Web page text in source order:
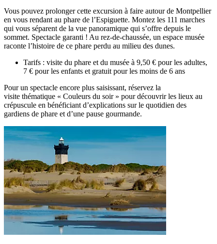
Vous pouvez prolonger cette excursion à faire autour de Montpellier
en vous rendant au phare de l’Espiguette. Montez les 111 marches
qui vous séparent de la vue panoramique qui s’offre depuis le
sommet. Spectacle garanti ! Au rez-de-chaussée, un espace musée
raconte l’histoire de ce phare perdu au milieu des dunes.
Tarifs : visite du phare et du musée à 9,50 € pour les adultes,
7 € pour les enfants et gratuit pour les moins de 6 ans
Pour un spectacle encore plus saisissant, réservez la
visite thématique « Couleurs du soir » pour découvrir les lieux au
crépuscule en bénéficiant d’explications sur le quotidien des
gardiens de phare et d’une pause gourmande.